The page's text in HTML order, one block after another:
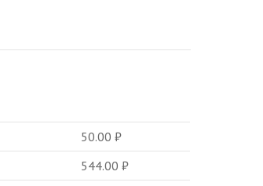
50.00₽
544.00₽